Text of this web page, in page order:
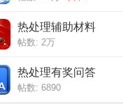
热处理辅助材料
帖数: 2万
热处理有奖问答
帖数: 6890